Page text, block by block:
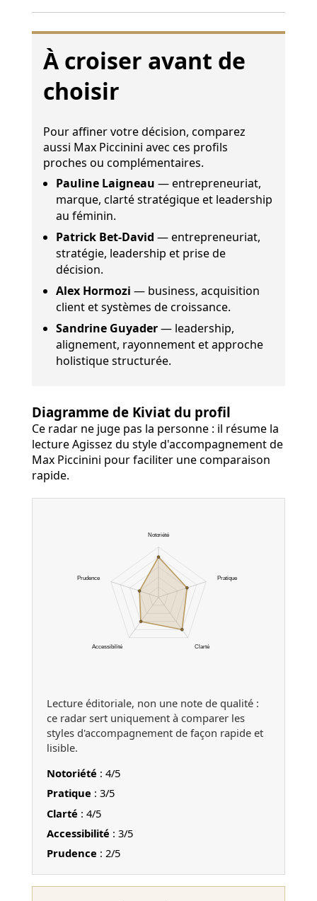
À croiser avant de
choisir
Pour affiner votre décision, comparez
aussi Max Piccinini avec ces profils
proches ou complémentaires.
Pauline Laigneau — entrepreneuriat,
marque, clarté stratégique et leadership
au féminin.
Patrick Bet-David — entrepreneuriat,
stratégie, leadership et prise de
décision.
Alex Hormozi — business, acquisition
client et systèmes de croissance.
Sandrine Guyader— leadership,
alignement, rayonnement et approche
holistique structurée.
Diagramme de Kiviat du profil
Ce radar ne juge pas la personne : il résume la
lecture Agissez du style d'accompagnement de
Max Piccinini pour faciliter une comparaison
rapide.
Notoriété
Pratique
Clarté
Accessibilité
Prudence
Lecture éditoriale, non une note de qualité :
ce radar sert uniquement à comparer les
styles d'accompagnement de façon rapide et
lisible.
Notoriété : 4/5
Pratique : 3/5
Clarté : 4/5
Accessibilité : 3/5
Prudence : 2/5